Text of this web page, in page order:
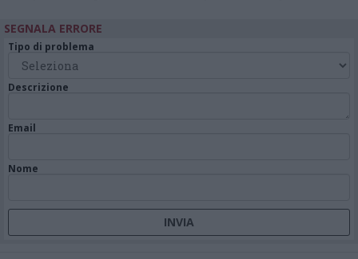
SEGNALA ERRORE
Tipo di problema
Descrizione
Email
Nome